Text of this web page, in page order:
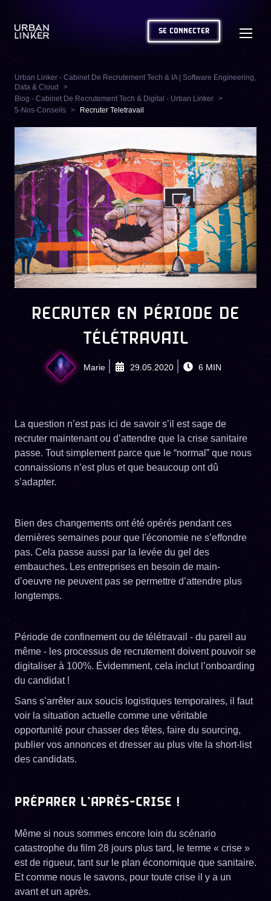
SE CONNECTER
Urban Linker - Cabinet De Recrutement Tech & IA | Software Engineering,
Data & Cloud
Blog - Cabinet De Recrutement Tech & Digital - Urban Linker
5-Nos-Conseils
Recruter Teletravail
RECRUTER EN PÉRIODE DE
TÉLÉTRAVAIL
Marie 29.05.2020 6MIN
La question n’est pas ici de savoir s’il est sage de
recruter maintenant ou d’attendre que la crise sanitaire
passe. Tout simplement parce que le “normal” que nous
connaissions n’est plus et que beaucoup ont dû
s’adapter.
Bien des changements ont été opérés pendant ces
dernières semaines pour que l'économie ne s’effondre
pas. Cela passe aussi par la levée du gel des
embauches. Les entreprises en besoin de main-
d’oeuvre ne peuvent pas se permettre d’attendre plus
longtemps.
Période de confinement ou de télétravail - du pareil au
même - les processus de recrutement doivent pouvoir se
digitaliser à 100%. Évidemment, cela inclut l’onboarding
du candidat !
Sans s’arrêter aux soucis logistiques temporaires, il faut
voir la situation actuelle comme une véritable
opportunité pour chasser des têtes, faire du sourcing,
publier vos annonces et dresser au plus vite la short-list
des candidats.
PRÉPARER L’APRÈS-CRISE !
Même si nous sommes encore loin du scénario
catastrophe du film 28 jours plus tard, le terme « crise »
est de rigueur, tant sur le plan économique que sanitaire.
Et comme nous le savons, pour toute crise il y a un
avant et un après.